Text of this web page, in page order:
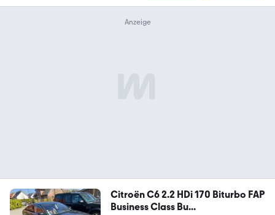
Citroën C6 2.2 HDi 170 Biturbo FAP
Business Class Bu...